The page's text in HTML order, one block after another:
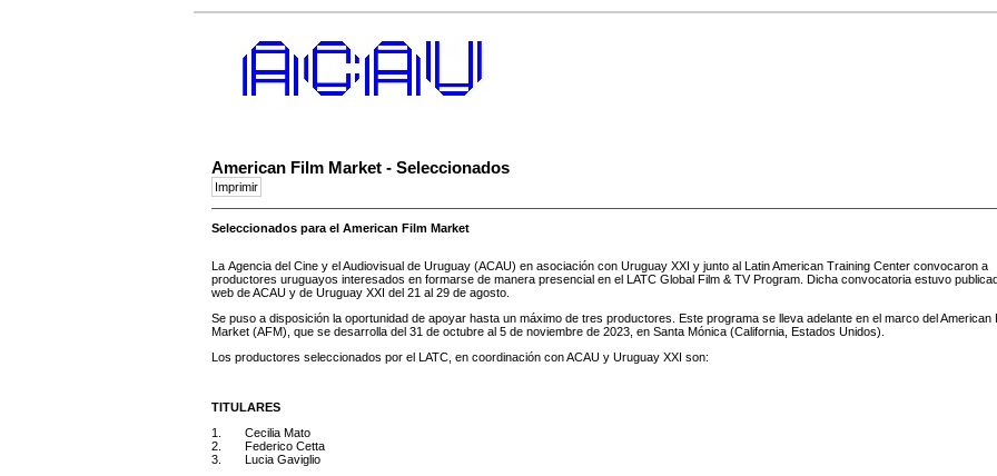
American Film Market - Seleccionados
Seleccionados para el American Film Market
La Agencia del Cine y el Audiovisual de Uruguay (ACAU) en asociación con Uruguay XXI y junto al Latin American Training Center convocaron a
productores uruguayos interesados en formarse de manera presencial en el LATC Global Film & TV Program. Dicha convocatoria estuvo
web de ACAU y de Uruguay XXI del 21 al 29 de agosto.
Se puso a disposición la oportunidad de apoyar hasta un máximo de tres productores. Este programa se lleva adelante en el marco del American
Market (AFM), que se desarrolla del 31 de octubre al 5 de noviembre de 2023, en Santa Mónica (California, Estados Unidos).
Los productores seleccionados por el LATC, en coordinación con ACAU y Uruguay XXI son:
TITULARES
1. Cecilia Mato
2. Federico Cetta
3. Lucia Gaviglio